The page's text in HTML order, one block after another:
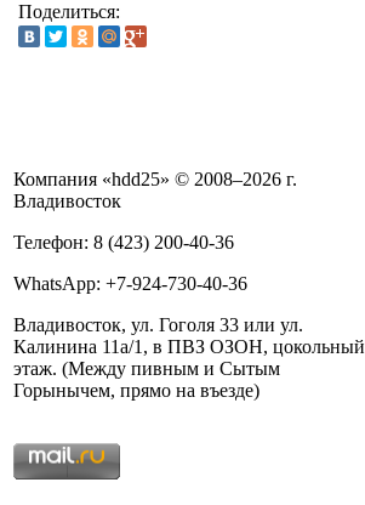
Поделиться:
Компания «hdd25» © 2008–2026 г.
Владивосток
Телефон: 8 (423) 200-40-36
WhatsApp: +7-924-730-40-36
Владивосток, ул. Гоголя 33 или ул.
Калинина 11а/1, в ПВЗ ОЗОН, цокольный
этаж. (Между пивным и Сытым
Горынычем, прямо на въезде)